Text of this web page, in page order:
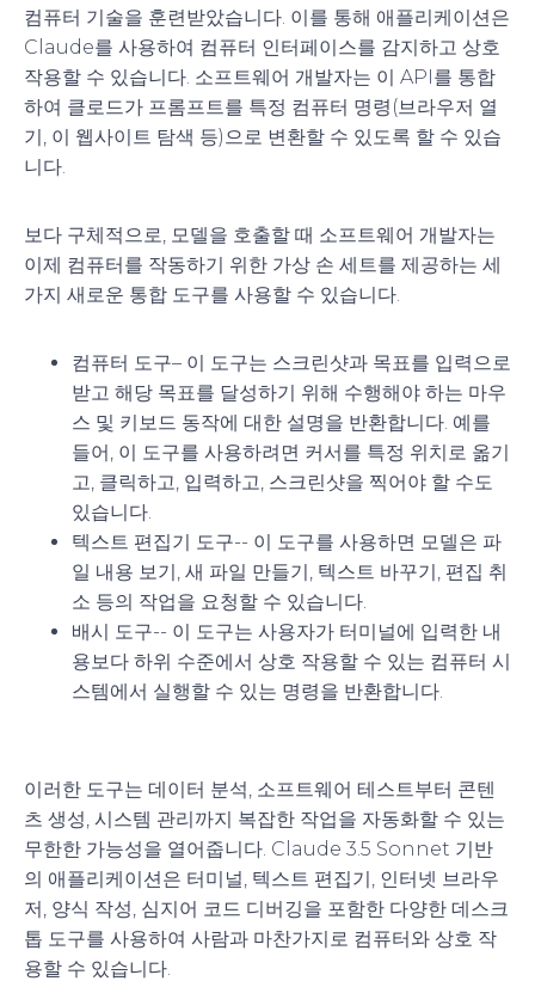
컴퓨터 기술을 훈련받았습니다. 이를 통해 애플리케이션은
Claude를 사용하여 컴퓨터 인터페이스를 감지하고 상호
작용할 수 있습니다. 소프트웨어 개발자는 이 API를 통합
하여 클로드가 프롬프트를 특정 컴퓨터 명령(브라우저 열
기, 이 웹사이트 탐색 등)으로 변환할 수 있도록 할 수 있습
니다.
보다 구체적으로, 모델을 호출할 때 소프트웨어 개발자는
이제 컴퓨터를 작동하기 위한 가상 손 세트를 제공하는 세
가지 새로운 통합 도구를 사용할 수 있습니다.
컴퓨터 도구– 이 도구는 스크린샷과 목표를 입력으로
받고 해당 목표를 달성하기 위해 수행해야 하는 마우
스 및 키보드 동작에 대한 설명을 반환합니다. 예를
들어, 이 도구를 사용하려면 커서를 특정 위치로 옮기
고, 클릭하고, 입력하고, 스크린샷을 찍어야 할 수도
있습니다.
텍스트 편집기 도구-- 이 도구를 사용하면 모델은 파
일 내용 보기, 새 파일 만들기, 텍스트 바꾸기, 편집 취
소 등의 작업을 요청할 수 있습니다.
배시 도구-- 이 도구는 사용자가 터미널에 입력한 내
용보다 하위 수준에서 상호 작용할 수 있는 컴퓨터 시
스템에서 실행할 수 있는 명령을 반환합니다.
이러한 도구는 데이터 분석, 소프트웨어 테스트부터 콘텐
츠 생성, 시스템 관리까지 복잡한 작업을 자동화할 수 있는
무한한 가능성을 열어줍니다. Claude 3.5 Sonnet 기반
의 애플리케이션은 터미널, 텍스트 편집기, 인터넷 브라우
저, 양식 작성, 심지어 코드 디버깅을 포함한 다양한 데스크
톱 도구를 사용하여 사람과 마찬가지로 컴퓨터와 상호 작
용할 수 있습니다.